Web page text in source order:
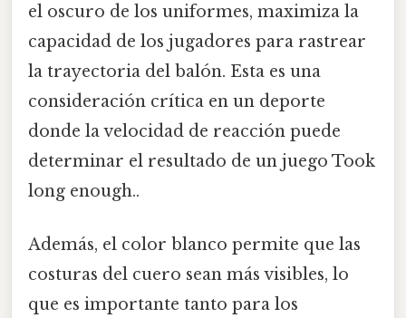
el oscuro de los uniformes, maximiza la
capacidad de los jugadores para rastrear
la trayectoria del balón. Esta es una
consideración crítica en un deporte
donde la velocidad de reacción puede
determinar el resultado de un juego Took
long enough..
Además, el color blanco permite que las
costuras del cuero sean más visibles, lo
que es importante tanto para los